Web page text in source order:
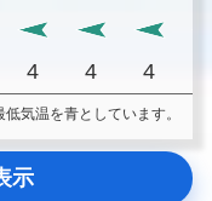
4 4 4
気温を青としています。
示